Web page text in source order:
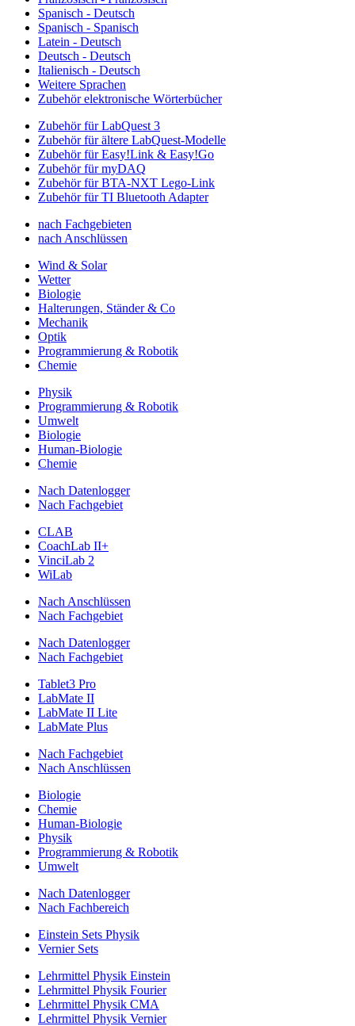
Spanisch - Deutsch
Spanisch - Spanisch
Latein - Deutsch
Deutsch - Deutsch
Italienisch - Deutsch
Weitere Sprachen
Zubehör elektronische Wörterbücher
Zubehör für LabQuest 3
Zubehör für ältere LabQuest-Modelle
Zubehör für Easy!Link & Easy!Go
Zubehör für myDAQ
Zubehör für BTA-NXT Lego-Link
Zubehör für TI Bluetooth Adapter
nach Fachgebieten
nach Anschlüssen
Wind & Solar
Wetter
Biologie
Halterungen, Ständer & Co
Mechanik
Optik
Programmierung & Robotik
Chemie
Physik
Programmierung & Robotik
Umwelt
Biologie
Human-Biologie
Chemie
Nach Datenlogger
Nach Fachgebiet
CLAB
CoachLab II+
VinciLab 2
WiLab
Nach Anschlüssen
Nach Fachgebiet
Nach Datenlogger
Nach Fachgebiet
Tablet3 Pro
LabMate II
LabMate II Lite
LabMate Plus
Nach Fachgebiet
Nach Anschlüssen
Biologie
Chemie
Human-Biologie
Physik
Programmierung & Robotik
Umwelt
Nach Datenlogger
Nach Fachbereich
Einstein Sets Physik
Vernier Sets
Lehrmittel Physik Einstein
Lehrmittel Physik Fourier
Lehrmittel Physik CMA
Lehrmittel Physik Vernier